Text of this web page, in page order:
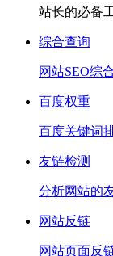
站长的必备
综合查询
网站SEO综
百度权重
百度关键词
友链检测
分析网站的
网站反链
网站页面反